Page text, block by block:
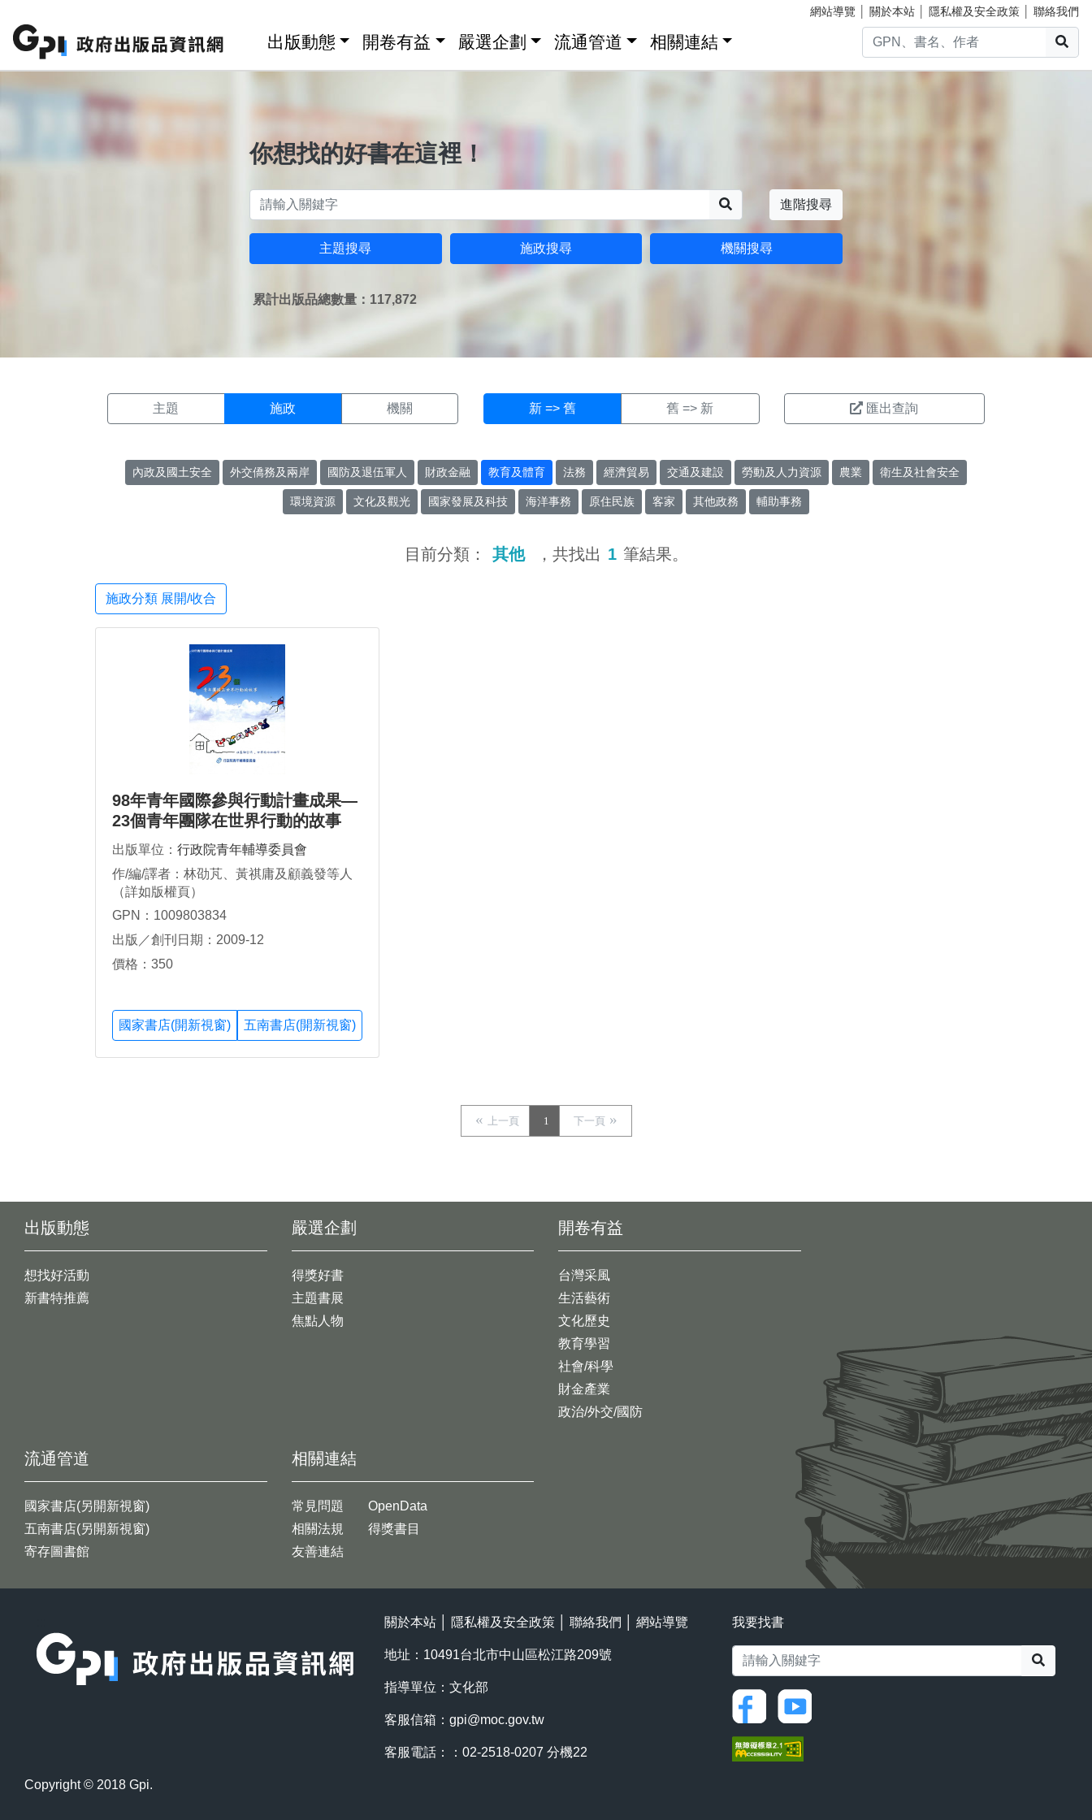
網站導覽 關於本站 隱私權及安全政策 聯絡我們
出版動態 開卷有益 嚴選企劃 流通管道 相關連結
你想找的好書在這裡！
進階搜尋
主題搜尋 施政搜尋 機關搜尋
累計出版品總數量：117,872
主題 施政 機關 新 => 舊 舊 => 新 匯出查詢
內政及國土安全 外交僑務及兩岸 國防及退伍軍人 財政金融 教育及體育 法務 經濟貿易 交通及建設 勞動及人力資源 農業 衛生及社會安全
環境資源 文化及觀光 國家發展及科技 海洋事務 原住民族 客家 其他政務 輔助事務
目前分類： 其他 ，共找出 1 筆結果。
施政分類 展開/收合
98年青年國際參與行動計畫成果—
23個青年團隊在世界行動的故事
出版單位： 行政院青年輔導委員會
作/編/譯者：林劭芃、黃祺庸及顧義發等人
（詳如版權頁）
GPN：1009803834
出版／創刊日期：2009-12
價格：350
國家書店(開新視窗) 五南書店(開新視窗)
上一頁 1 下一頁
出版動態
想找好活動
新書特推薦
開卷有益
台灣采風
生活藝術
文化歷史
教育學習
社會/科學
財金產業
政治/外交/國防
嚴選企劃
得獎好書
主題書展
焦點人物
流通管道
國家書店(另開新視窗)
五南書店(另開新視窗)
寄存圖書館
相關連結
常見問題
相關法規
友善連結
OpenData
得獎書目
關於本站 隱私權及安全政策 聯絡我們 網站導覽
地址：10491台北市中山區松江路209號
指導單位：文化部
客服信箱： gpi@moc.gov.tw
客服電話：：02-2518-0207 分機22
我要找書
Copyright © 2018 Gpi.